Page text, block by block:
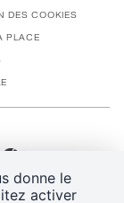
donne le
activer
DES COOKIES
PLACE